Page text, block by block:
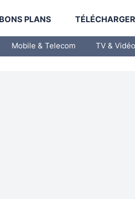
BONS PLANS
Mobile & Telecom TV & Vidéo